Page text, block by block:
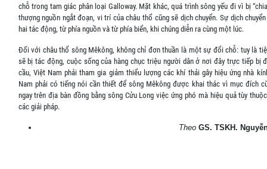
chỗ trong tam giác phân loại Galloway. Mặt khác, quá trình sông yếu đi vì bị
thượng nguồn ngắt đoạn, vi trí của châu thổ cũng sẽ dịch chuyển. Sự dịch
hai tác động, từ phía nguồn và từ phía biển, khi chúng diễn ra cùng một lúc.
Đối với châu thổ sông Mêkông, không chỉ đơn thuần là một sự đổi chỗ: tuy là
sẽ bị tác động, cuộc sống của hàng chục triệu người dân ở nơi đây trực tiếp bị
cầu, Việt Nam phải tham gia giảm thiểu lượng các khí thải gây hiệu ứng nhà
Nam phải có tiếng nói cần thiết để sông Mêkông được khai thác vì mục đích
ngay trên địa bàn đồng bằng sông Cửu Long việc ứng phó mà hiệu quả tùy
các giải pháp.
Theo GS. TSKH.